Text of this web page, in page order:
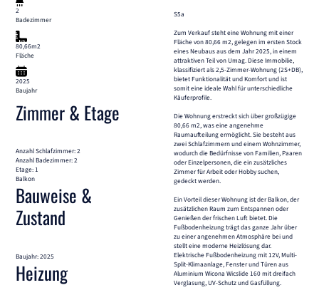
2
Badezimmer
80,66m2
Fläche
2025
Baujahr
Zimmer & Etage
Anzahl Schlafzimmer: 2
Anzahl Badezimmer: 2
Etage: 1
Balkon
Bauweise &
Zustand
Baujahr: 2025
Heizung
S5a
Zum Verkauf steht eine Wohnung mit einer
Fläche von 80,66 m2, gelegen im ersten Stock
eines Neubaus aus dem Jahr 2025, in einem
attraktiven Teil von Umag. Diese Immobilie,
klassifiziert als 2,5-Zimmer-Wohnung (2S+DB),
bietet Funktionalität und Komfort und ist
somit eine ideale Wahl für unterschiedliche
Käuferprofile.
Die Wohnung erstreckt sich über großzügige
80,66 m2, was eine angenehme
Raumaufteilung ermöglicht. Sie besteht aus
zwei Schlafzimmern und einem Wohnzimmer,
wodurch die Bedürfnisse von Familien, Paaren
oder Einzelpersonen, die ein zusätzliches
Zimmer für Arbeit oder Hobby suchen,
gedeckt werden.
Ein Vorteil dieser Wohnung ist der Balkon, der
zusätzlichen Raum zum Entspannen oder
Genießen der frischen Luft bietet. Die
Fußbodenheizung trägt das ganze Jahr über
zu einer angenehmen Atmosphäre bei und
stellt eine moderne Heizlösung dar.
Elektrische Fußbodenheizung mit 12V, Multi-
Split-Klimaanlage, Fenster und Türen aus
Aluminium Wicona Wicslide 160 mit dreifach
Verglasung, UV-Schutz und Gasfüllung.